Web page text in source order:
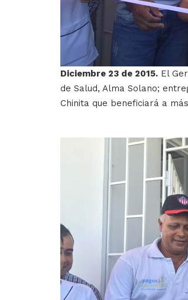
Diciembre 23 de 2015. El
de Salud, Alma Solano;
Chinita que beneficiará a